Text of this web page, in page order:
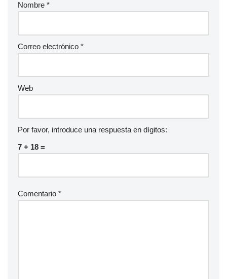
Nombre *
Correo electrónico *
Web
Por favor, introduce una respuesta en dígitos:
7 + 18 =
Comentario *